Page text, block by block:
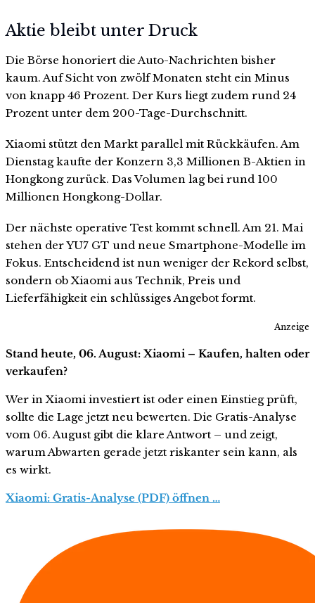
Aktie bleibt unter Druck
Die Börse honoriert die Auto-Nachrichten bisher
kaum. Auf Sicht von zwölf Monaten steht ein Minus
von knapp 46 Prozent. Der Kurs liegt zudem rund 24
Prozent unter dem 200-Tage-Durchschnitt.
Xiaomi stützt den Markt parallel mit Rückkäufen. Am
Dienstag kaufte der Konzern 3,3 Millionen B-Aktien in
Hongkong zurück. Das Volumen lag bei rund 100
Millionen Hongkong-Dollar.
Der nächste operative Test kommt schnell. Am 21. Mai
stehen der YU7 GT und neue Smartphone-Modelle im
Fokus. Entscheidend ist nun weniger der Rekord selbst,
sondern ob Xiaomi aus Technik, Preis und
Lieferfähigkeit ein schlüssiges Angebot formt.
Anzeige
Stand heute, 06. August: Xiaomi – Kaufen, halten oder
verkaufen?
Wer in Xiaomi investiert ist oder einen Einstieg prüft,
sollte die Lage jetzt neu bewerten. Die Gratis-Analyse
vom 06. August gibt die klare Antwort – und zeigt,
warum Abwarten gerade jetzt riskanter sein kann, als
es wirkt.
Xiaomi: Gratis-Analyse (PDF) öffnen …